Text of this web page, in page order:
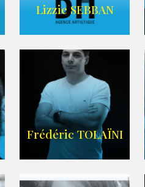
Lizzie SEBBAN
AGENCE UBBA
Frédéric TOLAÏNI